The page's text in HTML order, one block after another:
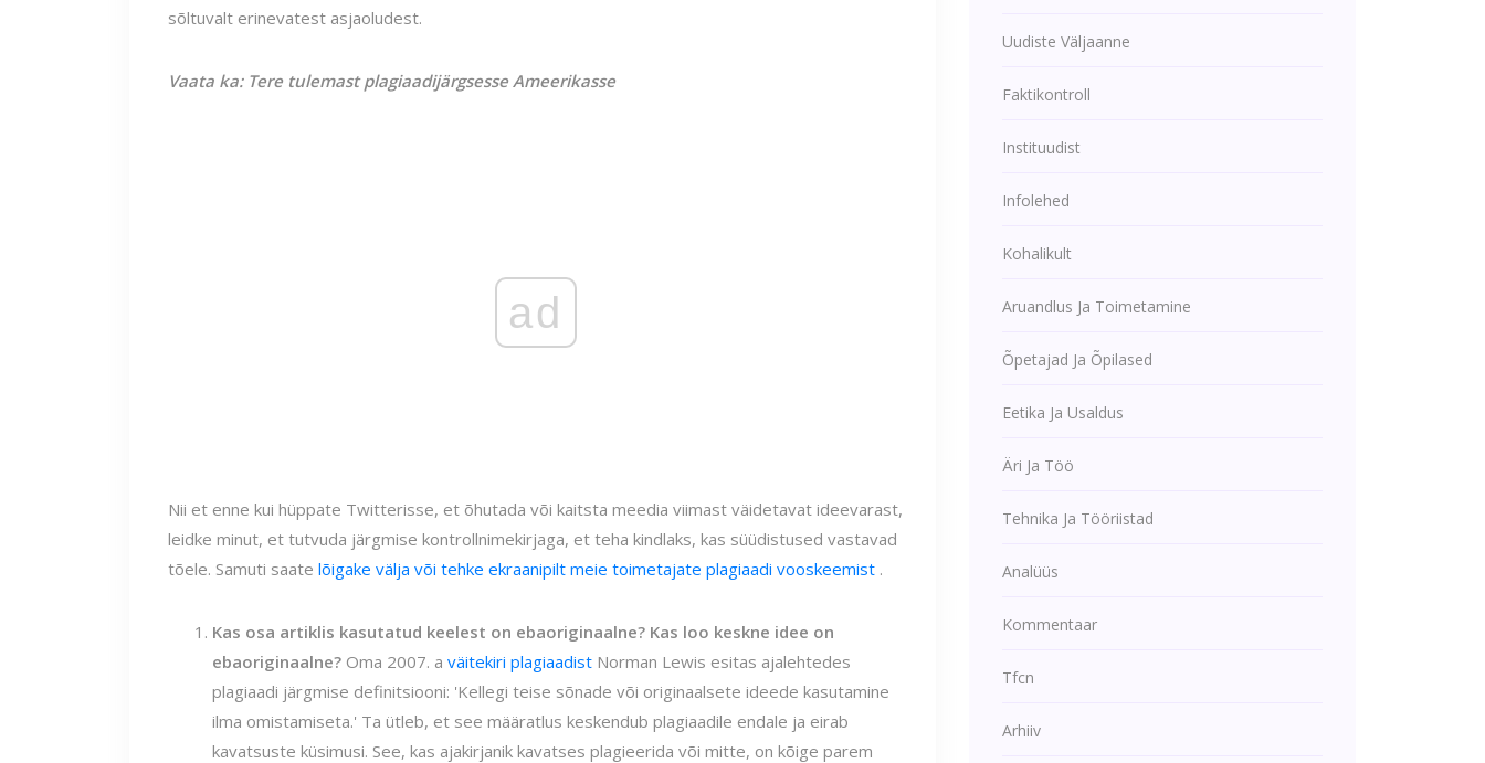
sõltuvalt erinevatest asjaoludest.
Vaata ka: Tere tulemast plagiaadijärgsesse Ameerikasse
ad
Nii et enne kui hüppate Twitterisse, et õhutada või kaitsta meedia viimast väidetavat ideevarast,
leidke minut, et tutvuda järgmise kontrollnimekirjaga, et teha kindlaks, kas süüdistused vastavad
tõele. Samuti saate lõigake välja või tehke ekraanipilt meie toimetajate plagiaadi vooskeemist .
Kas osa artiklis kasutatud keelest on ebaoriginaalne? Kas loo keskne idee on
ebaoriginaalne? Oma 2007. a väitekiri plagiaadist Norman Lewis esitas ajalehtedes
plagiaadi järgmise definitsiooni: 'Kellegi teise sõnade või originaalsete ideede kasutamine
ilma omistamiseta.' Ta ütleb, et see määratlus keskendub plagiaadile endale ja eirab
kavatsuste küsimusi. See, kas ajakirjanik kavatses plagieerida või mitte, on kõige parem
Uudiste Väljaanne
Faktikontroll
Instituudist
Infolehed
Kohalikult
Aruandlus Ja Toimetamine
Õpetajad Ja Õpilased
Eetika Ja Usaldus
Äri Ja Töö
Tehnika Ja Tööriistad
Analüüs
Kommentaar
Tfcn
Arhiiv